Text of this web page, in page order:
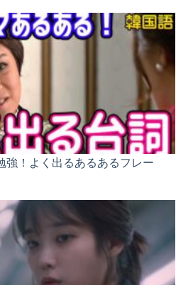
強！よく出るあるあるフレー